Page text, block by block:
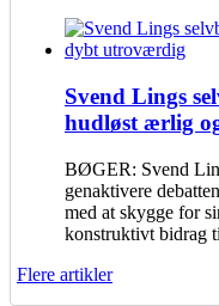
Svend Lings
hudløst ærlig
BØGER: Svend
genaktivere
med at skygge for
konstruktivt bidrag
Flere artikler